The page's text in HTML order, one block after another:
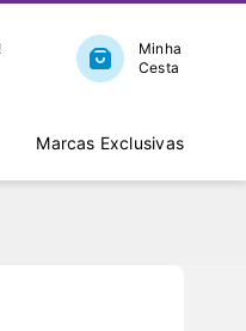
Marcas Exclusivas